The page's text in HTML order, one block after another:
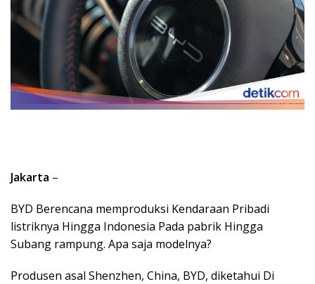
Jakarta –
BYD Berencana memproduksi Kendaraan Pribadi
listriknya Hingga Indonesia Pada pabrik Hingga
Subang rampung. Apa saja modelnya?
Produsen asal Shenzhen, China, BYD, diketahui Di